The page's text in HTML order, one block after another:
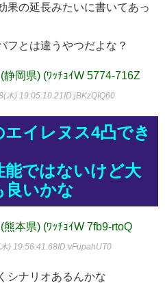
果の延長みたいに書いてあっ
フとは違うやつだよな？
岡県) (ﾜｯﾁｮｲW 5774-716Z
木) 19:05:10.21ID:jBKzQIQ60
イレヌス4凸でき
能ではないけど大
良いかな
本県) (ﾜｯﾁｮｲW 7fb9-rtoQ
) 19:56:41.68ID:vFupahUT0
シナリオあるんかな